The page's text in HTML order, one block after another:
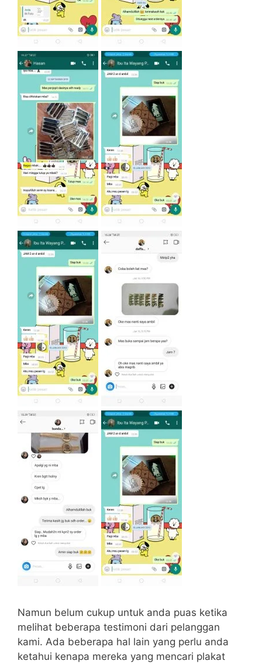
Namun belum cukup untuk anda puas ketika
melihat beberapa testimoni dari pelanggan
kami. Ada beberapa hal lain yang perlu anda
ketahui kenapa mereka yang mencari plakat